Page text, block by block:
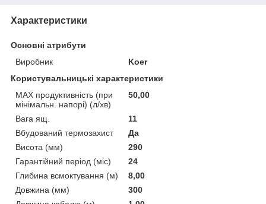
Характеристики
Основні атрибути
Виробник
Koer
Користувальницькі характеристики
MAX продуктивність (при
мінімальн. напорі) (л/хв)
50,00
Вага ящ.
11
Вбудований термозахист
Да
Висота (мм)
290
Гарантійний період (міс)
24
Глибина всмоктування (м)
8,00
Довжина (мм)
300